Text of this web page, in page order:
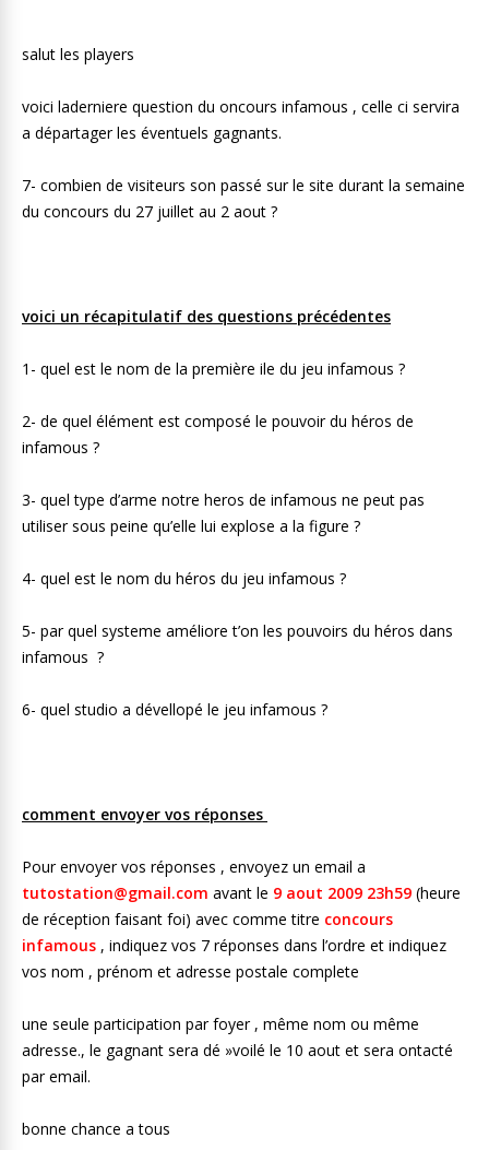
salut les players
voici laderniere question du oncours infamous , celle ci servira
a départager les éventuels gagnants.
7- combien de visiteurs son passé sur le site durant la semaine
du concours du 27 juillet au 2 aout ?
voici un récapitulatif des questions précédentes
1- quel est le nom de la première ile du jeu infamous ?
2- de quel élément est composé le pouvoir du héros de
infamous ?
3- quel type d’arme notre heros de infamous ne peut pas
utiliser sous peine qu’elle lui explose a la figure ?
4- quel est le nom du héros du jeu infamous ?
5- par quel systeme améliore t’on les pouvoirs du héros dans
infamous ?
6- quel studio a dévellopé le jeu infamous ?
comment envoyer vos réponses
Pour envoyer vos réponses , envoyez un email a
tutostation@gmail.com avant le 9 aout 2009 23h59 (heure
de réception faisant foi) avec comme titre concours
infamous , indiquez vos 7 réponses dans l’ordre et indiquez
vos nom , prénom et adresse postale complete
une seule participation par foyer , même nom ou même
adresse., le gagnant sera dé »voilé le 10 aout et sera ontacté
par email.
bonne chance a tous